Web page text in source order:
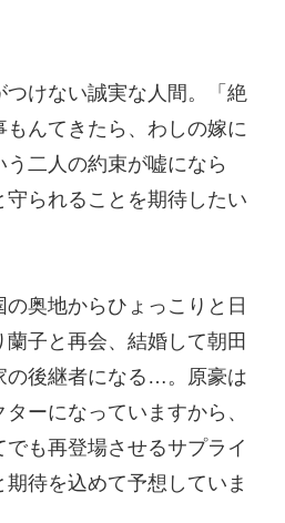
けない誠実な人間。「絶
んてきたら、わしの嫁に
二人の約束が嘘になら
られることを期待したい
奥地からひょっこりと日
子と再会、結婚して朝田
の後継者になる…。原豪は
ーになっていますから、
も再登場させるサプライ
待を込めて予想していま